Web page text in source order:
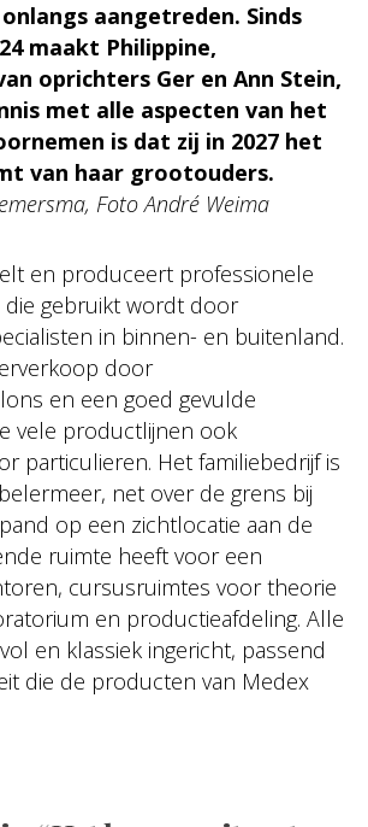
aangetreden. Sinds
maakt Philippine,
oprichters Ger en Ann Stein,
met alle aspecten van het
is dat zij in 2027 het
van haar grootouders.
Foto André Weima
en produceert professionele
die gebruikt wordt door
in binnen- en buitenland.
door
en een goed gevulde
vele productlijnen ook
particulieren. Het familiebedrijf is
net over de grens bij
op een zichtlocatie aan de
ruimte heeft voor een
cursusruimtes voor theorie
en productieafdeling. Alle
en klassiek ingericht, passend
die de producten van Medex